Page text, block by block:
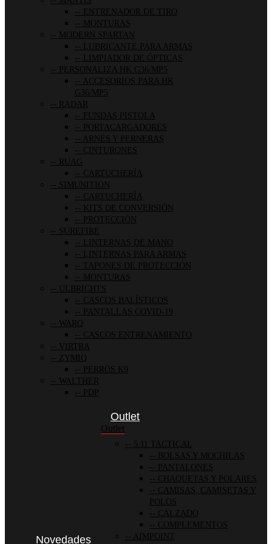
ENTRENADOR DE TIRO
MONTURAS
MODERN SPARTAN
LUBRICANTE PARA ARMAS
LIMPIADOR DE ÓPTICAS
PERSONALIZA HK G36/MP5
ACCESORIOS PARA HK
G36/MP5
RADAR
FUNDAS PISTOLA
PORTACARGADORES
ARNÉS Y PERNERAS
CINTURONES
RUAG
CARTUCHERÍA
SIMUNITION
CARTUCHERÍA
KITS DE CONVERSIÓN
PROTECCIÓN
SUREFIRE
LINTERNAS DE MANO
LINTERNAS PARA ARMAS
TAPONES DE PROTECCIÓN
MONTURAS
ULBRICHTS
CASCOS BALÍSTICOS
PANTALLAS COVID-19
WARQ
CASCOS ENTRENAMIENTO
VIRTRA
ZYMIQ
PERROS K9
WALTHER
PDP
Novedades
Outlet
Outlet
5.11 TACTICAL
BOLSAS Y MOCHILAS
PANTALONES
CHAQUETAS Y POLARES
CAMISAS, CAMISETAS Y
POLOS
CALZADO
COMPLEMENTOS
AIMPOINT